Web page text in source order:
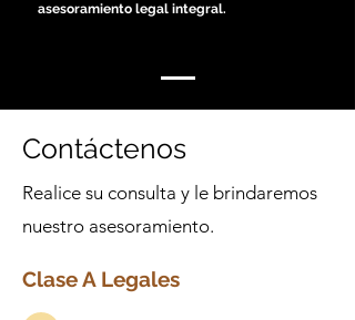
asesoramiento legal integral.
Contáctenos
Realice su consulta y le brindaremos
nuestro asesoramiento.
Clase A Legales